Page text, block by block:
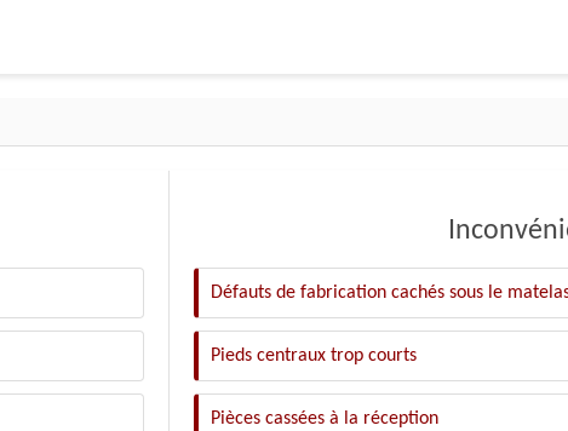
Défauts de fabrication cachés sous le
Pieds centraux trop courts
Pièces cassées à la réception